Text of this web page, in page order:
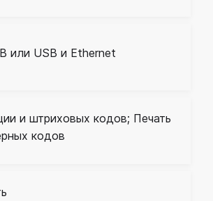
или USB и Ethernet
и штриховых кодов; Печать
кодов